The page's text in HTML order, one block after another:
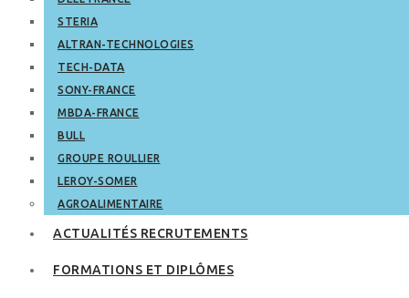
STERIA
ALTRAN-TECHNOLOGIES
TECH-DATA
SONY-FRANCE
MBDA-FRANCE
BULL
GROUPE ROULLIER
LEROY-SOMER
AGROALIMENTAIRE
ACTUALITÉS RECRUTEMENTS
FORMATIONS ET DIPLÔMES